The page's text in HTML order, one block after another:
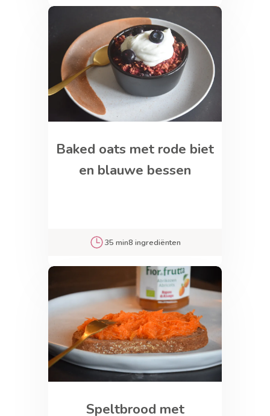
Baked oats met rode biet
en blauwe bessen
35 min8 ingrediënten
Speltbrood met